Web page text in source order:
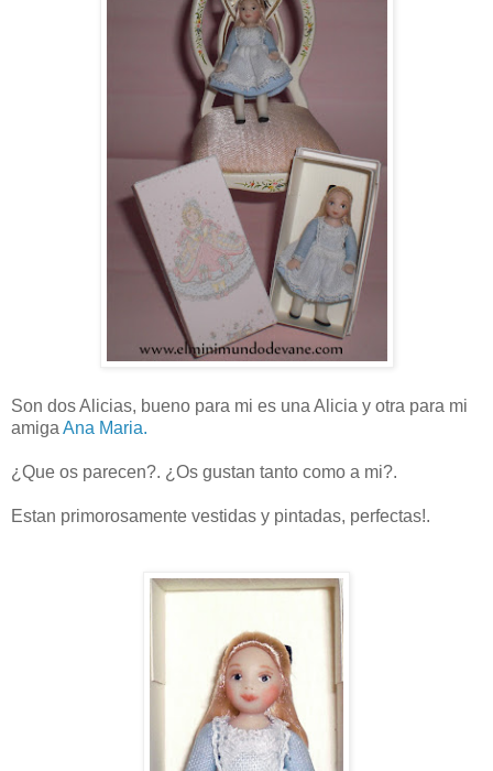
Son dos Alicias, bueno para mi es una Alicia y otra para mi
amiga Ana Maria.
¿Que os parecen?. ¿Os gustan tanto como a mi?.
Estan primorosamente vestidas y pintadas, perfectas!.